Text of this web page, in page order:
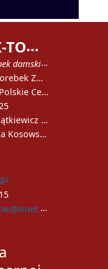
Z
ORMAX-TOREBKI
Hurtownia torebek damskich
Hurtownia torebek ZORMAX
Handlowe
51